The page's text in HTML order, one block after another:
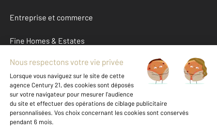
Entreprise et commerce
Fine Homes & Estates
À propos
International
Nous contacter